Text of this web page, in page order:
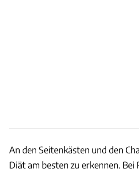
An den Seitenkästen und den
Diät am besten zu erkennen. Bei